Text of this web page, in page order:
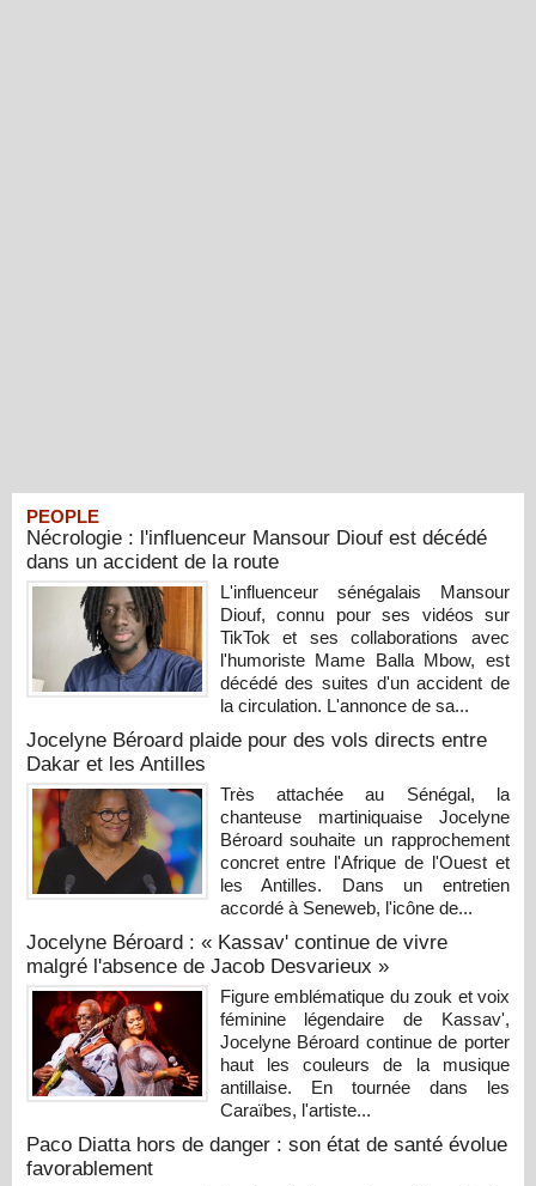
PEOPLE
Nécrologie : l'influenceur Mansour Diouf est décédé
dans un accident de la route
L'influenceur sénégalais Mansour
Diouf, connu pour ses vidéos sur
TikTok et ses collaborations avec
l'humoriste Mame Balla Mbow, est
décédé des suites d'un accident de
la circulation. L'annonce de sa...
Jocelyne Béroard plaide pour des vols directs entre
Dakar et les Antilles
Très attachée au Sénégal, la
chanteuse martiniquaise Jocelyne
Béroard souhaite un rapprochement
concret entre l'Afrique de l'Ouest et
les Antilles. Dans un entretien
accordé à Seneweb, l'icône de...
Jocelyne Béroard : « Kassav' continue de vivre
malgré l'absence de Jacob Desvarieux »
Figure emblématique du zouk et voix
féminine légendaire de Kassav',
Jocelyne Béroard continue de porter
haut les couleurs de la musique
antillaise. En tournée dans les
Caraïbes, l'artiste...
Paco Diatta hors de danger : son état de santé évolue
favorablement